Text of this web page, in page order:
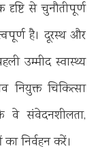
से चुनौतीपूर्ण
है। दूरस्थ और
उम्मीद स्वास्थ्य
नियुक्त चिकित्सा
वे संवेदनशीलता,
निर्वहन करें।